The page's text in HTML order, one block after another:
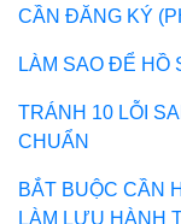
CẦN ĐĂNG KÝ
LÀM SAO ĐỂ HỒ
TRÁNH 10 LỖI
CHUẨN
BẮT BUỘC CẦN
LÀM LƯU HÀNH